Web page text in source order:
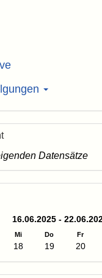
Datensätze
16.06.2025 -
Mi Do Fr
18 19 20